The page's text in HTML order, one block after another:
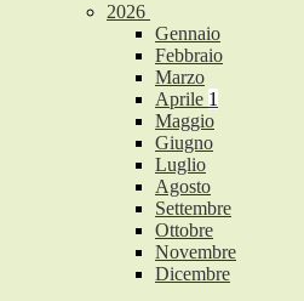
2026
Gennaio
Febbraio
Marzo
Aprile 1
Maggio
Giugno
Luglio
Agosto
Settembre
Ottobre
Novembre
Dicembre